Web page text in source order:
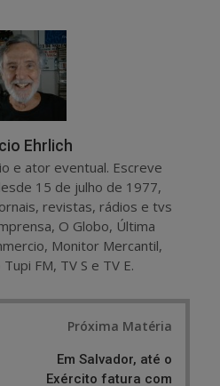
Ehrlich
e ator eventual. Escreve
15 de julho de 1977,
revistas, rádios e tvs
O Globo, Última
Monitor Mercantil,
Tupi FM, TV S e TV E.
Próxima Matéria
Em Salvador, até o
Exército fatura com